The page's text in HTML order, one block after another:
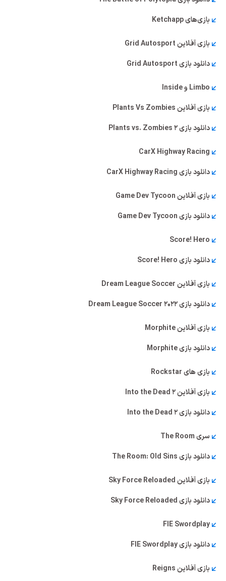
بازی‌های Ketchapp
بازی آفلاین Grid Autosport
دانلود بازی Grid Autosport
Limbo و Inside
بازی آفلاین Plants Vs Zombies
دانلود بازی Plants vs. Zombies 2
CarX Highway Racing
دانلود بازی CarX Highway Racing
بازی آفلاین Game Dev Tycoon
دانلود بازی Game Dev Tycoon
Score! Hero
دانلود بازی Score! Hero
بازی آفلاین Dream League Soccer
دانلود بازی Dream League Soccer 2022
بازی آفلاین Morphite
دانلود بازی Morphite
بازی‌ های Rockstar
بازی آفلاین Into the Dead 2
دانلود بازی Into the Dead 2
سری The Room
دانلود بازی The Room: Old Sins
بازی آفلاین Sky Force Reloaded
دانلود بازی Sky Force Reloaded
FIE Swordplay
دانلود بازی FIE Swordplay
بازی آفلاین Reigns